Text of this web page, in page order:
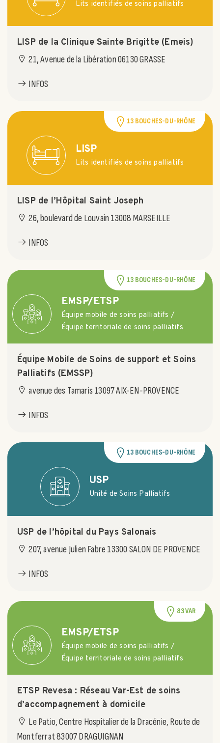
Lits identifiés de soins palliatifs
LISP de la Clinique Sainte Brigitte (Emeis)
21, Avenue de la Libération 06130 GRASSE
INFOS
LISP
Lits identifiés de soins palliatifs
13 BOUCHES-DU-RHÔNE
LISP de l’Hôpital Saint Joseph
26, boulevard de Louvain 13008 MARSEILLE
INFOS
EMSP/ETSP
Équipe mobile de soins palliatifs /
Équipe territoriale de soins palliatifs
13 BOUCHES-DU-RHÔNE
Équipe Mobile de Soins de support et Soins
Palliatifs (EMSSP)
avenue des Tamaris 13097 AIX-EN-PROVENCE
INFOS
USP
Unité de Soins Palliatifs
13 BOUCHES-DU-RHÔNE
USP de l’hôpital du Pays Salonais
207, avenue Julien Fabre 13300 SALON DE PROVENCE
INFOS
EMSP/ETSP
Équipe mobile de soins palliatifs /
Équipe territoriale de soins palliatifs
83 VAR
ETSP Revesa : Réseau Var-Est de soins
d’accompagnement à domicile
Le Patio, Centre Hospitalier de la Dracénie, Route de
Montferrat 83007 DRAGUIGNAN